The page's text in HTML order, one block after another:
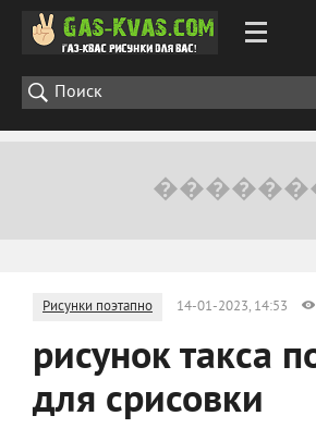
Рисунки поэтапно 14-01-2023, 14:53
рисунок такса
для срисовки